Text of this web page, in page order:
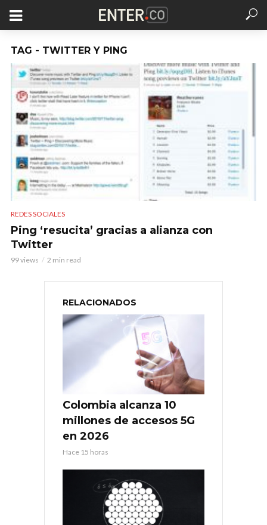
TAG - TWITTER Y PING
REDES SOCIALES
Ping ‘resucita’ gracias a alianza con
Twitter
99 views 2 min read
RELACIONADOS
Colombia alcanza 10
millones de accesos 5G
en 2026
Hace 15 horas